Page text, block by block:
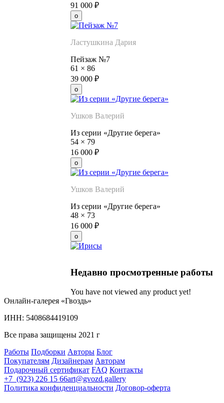
91 000 ₽
Ластушкина Дария
Пейзаж №7
61 × 86
39 000 ₽
Ушков Валерий
Из серии «Другие берега»
54 × 79
16 000 ₽
Ушков Валерий
Из серии «Другие берега»
48 × 73
16 000 ₽
Недавно просмотренные работы
You have not viewed any product yet!
Онлайн-галерея «Гвоздь»
ИНН: 5408684419109
Все права защищены 2021 г
Работы Подборки Авторы Блог
Покупателям Дизайнерам Авторам
Подарочный сертификат FAQ Контакты
+7 (923) 226 15 66art@gvozd.gallery
Политика конфиденциальности Договор-оферта